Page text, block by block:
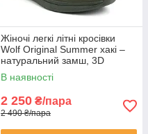
Жіночі легкі літні кросівки
Wolf Original Summer хакі –
натуральний замш, 3D
сіточка, анатомічна устілка
В наявності
2 250 ₴/пара
2 490 ₴/пара